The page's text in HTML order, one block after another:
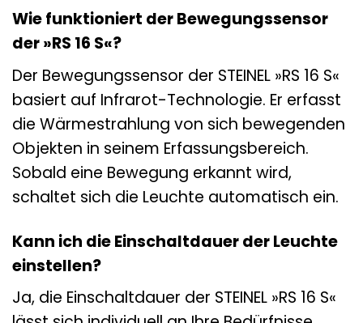
Wie funktioniert der Bewegungssensor
der »RS 16 S«?
Der Bewegungssensor der STEINEL »RS 16 S«
basiert auf Infrarot-Technologie. Er erfasst
die Wärmestrahlung von sich bewegenden
Objekten in seinem Erfassungsbereich.
Sobald eine Bewegung erkannt wird,
schaltet sich die Leuchte automatisch ein.
Kann ich die Einschaltdauer der Leuchte
einstellen?
Ja, die Einschaltdauer der STEINEL »RS 16 S«